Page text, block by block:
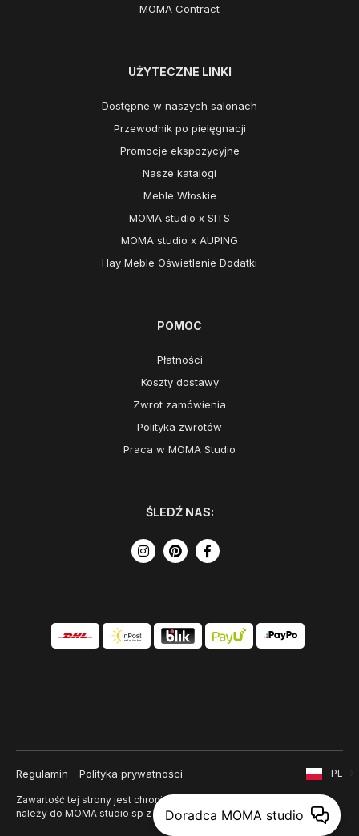
MOMA Contract
UŻYTECZNE LINKI
Dostępne w naszych salonach
Przewodnik po pielęgnacji
Promocje ekspozycyjne
Nasze katalogi
Meble Włoskie
MOMA studio x SITS
MOMA studio x AUPING
Hay Meble Oświetlenie Dodatki
POMOC
Płatności
Koszty dostawy
Zwrot zamówienia
Polityka zwrotów
Praca w MOMA Studio
ŚLEDŹ NAS:
Regulamin Polityka prywatności
Zawartość tej strony jest chroniona prawem autorskim i
należy do MOMA studio sp z o. o.
PL
Doradca MOMA studio